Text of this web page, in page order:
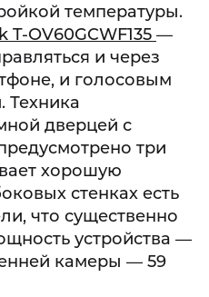
температуры.
T-OV60GCWF135 —
и через
и голосовым
дверцей с
три
хорошую
стенках есть
что существенно
устройства —
камеры — 59